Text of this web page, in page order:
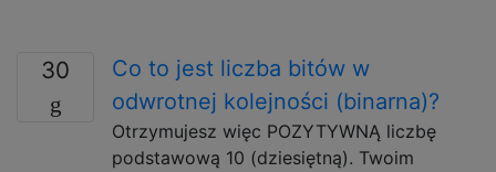
30
Co to jest liczba bitów w
odwrotnej kolejności (binarna)?
Otrzymujesz więc POZYTYWNĄ liczbę
podstawową 10 (dziesiętną). Twoim